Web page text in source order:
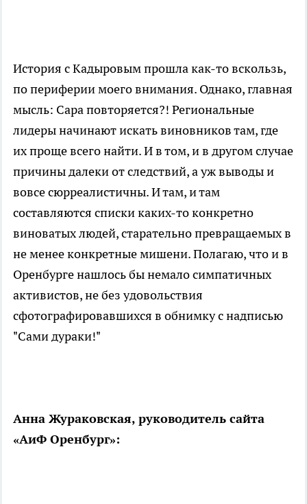
История с Кадыровым прошла как-то вскользь,
по периферии моего внимания. Однако, главная
мысль: Сара повторяется?! Региональные
лидеры начинают искать виновников там, где
их проще всего найти. И в том, и в другом случае
причины далеки от следствий, а уж выводы и
вовсе сюрреалистичны. И там, и там
составляются списки каких-то конкретно
виноватых людей, старательно превращаемых в
не менее конкретные мишени. Полагаю, что и в
Оренбурге нашлось бы немало симпатичных
активистов, не без удовольствия
сфотографировавшихся в обнимку с надписью
"Сами дураки!"
Анна Жураковская, руководитель сайта
«АиФ Оренбург»: